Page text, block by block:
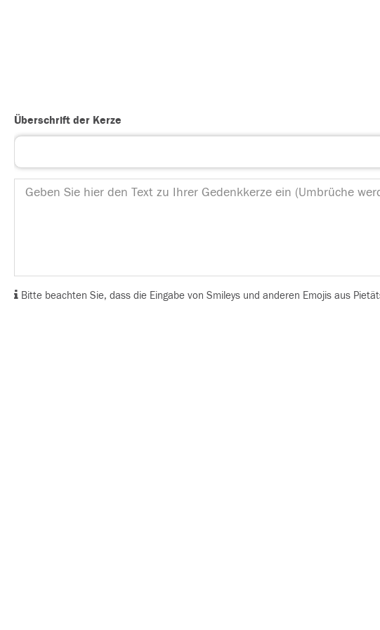
Überschrift der Kerze
Bitte beachten Sie, dass die Eingabe von Smileys und anderen Emojis aus